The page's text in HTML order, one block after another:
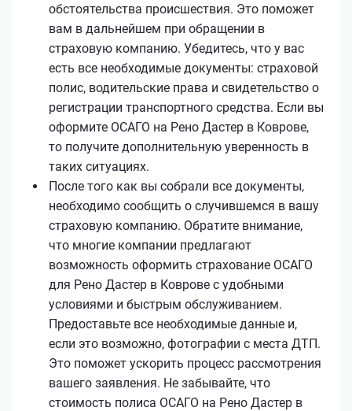
обстоятельства происшествия. Это поможет
вам в дальнейшем при обращении в
страховую компанию. Убедитесь, что у вас
есть все необходимые документы: страховой
полис, водительские права и свидетельство о
регистрации транспортного средства. Если вы
оформите ОСАГО на Рено Дастер в Коврове,
то получите дополнительную уверенность в
таких ситуациях.
После того как вы собрали все документы,
необходимо сообщить о случившемся в вашу
страховую компанию. Обратите внимание,
что многие компании предлагают
возможность оформить страхование ОСАГО
для Рено Дастер в Коврове с удобными
условиями и быстрым обслуживанием.
Предоставьте все необходимые данные и,
если это возможно, фотографии с места ДТП.
Это поможет ускорить процесс рассмотрения
вашего заявления. Не забывайте, что
стоимость полиса ОСАГО на Рено Дастер в